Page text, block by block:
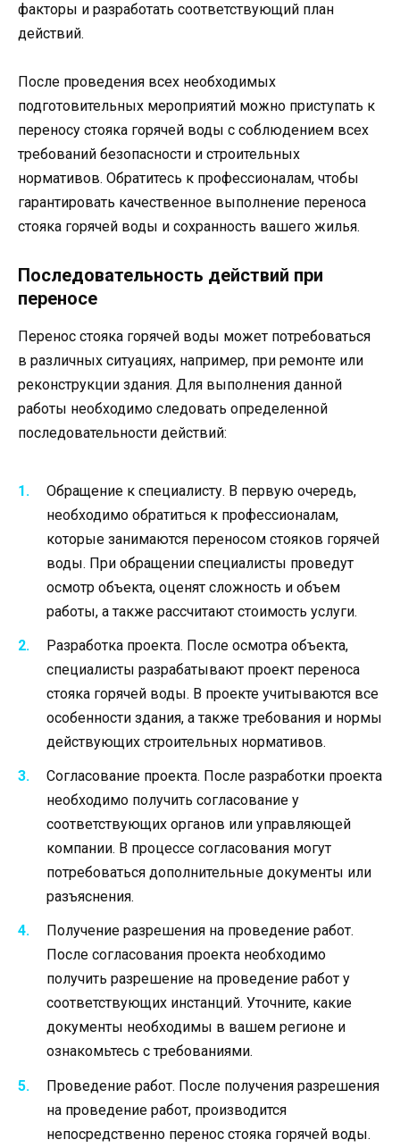
факторы и разработать соответствующий план
действий.
После проведения всех необходимых
подготовительных мероприятий можно приступать к
переносу стояка горячей воды с соблюдением всех
требований безопасности и строительных
нормативов. Обратитесь к профессионалам, чтобы
гарантировать качественное выполнение переноса
стояка горячей воды и сохранность вашего жилья.
Последовательность действий при
переносе
Перенос стояка горячей воды может потребоваться
в различных ситуациях, например, при ремонте или
реконструкции здания. Для выполнения данной
работы необходимо следовать определенной
последовательности действий:
Обращение к специалисту. В первую очередь,
необходимо обратиться к профессионалам,
которые занимаются переносом стояков горячей
воды. При обращении специалисты проведут
осмотр объекта, оценят сложность и объем
работы, а также рассчитают стоимость услуги.
Разработка проекта. После осмотра объекта,
специалисты разрабатывают проект переноса
стояка горячей воды. В проекте учитываются все
особенности здания, а также требования и нормы
действующих строительных нормативов.
Согласование проекта. После разработки проекта
необходимо получить согласование у
соответствующих органов или управляющей
компании. В процессе согласования могут
потребоваться дополнительные документы или
разъяснения.
Получение разрешения на проведение работ.
После согласования проекта необходимо
получить разрешение на проведение работ у
соответствующих инстанций. Уточните, какие
документы необходимы в вашем регионе и
ознакомьтесь с требованиями.
Проведение работ. После получения разрешения
на проведение работ, производится
непосредственно перенос стояка горячей воды.